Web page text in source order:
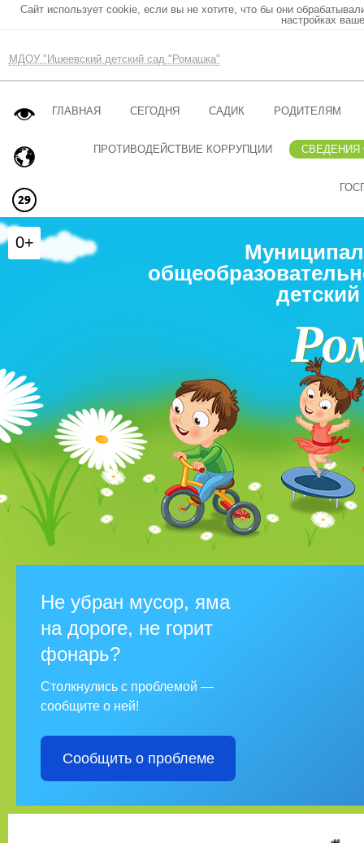
Сайт использует cookie, если вы не хотите, что бы они
настройках
МДОУ "Ишеевский детский сад "Ромашка"
ГЛАВНАЯ СЕГОДНЯ САДИК РОДИТЕЛЯМ
ПРОТИВОДЕЙСТВИЕ КОРРУПЦИИ СВЕДЕНИЯ
Не убран мусор, яма
на дороге, не горит
фонарь?
Столкнулись с проблемой —
сообщите о ней!
Сообщить о проблеме
0+